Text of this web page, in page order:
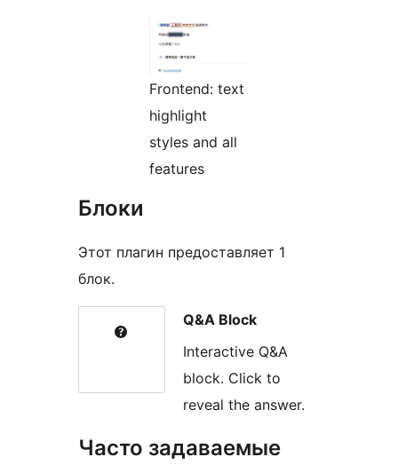
Frontend: text
highlight
styles and all
features
Блоки
Этот плагин предоставляет 1
блок.
Q&A Block
Interactive Q&A
block. Click to
reveal the answer.
Часто задаваемые